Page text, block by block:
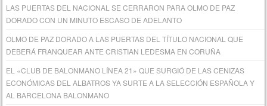
LAS PUERTAS DEL NACIONAL SE CERRARON PARA OLMO DE PAZ
DORADO CON UN MINUTO ESCASO DE ADELANTO
OLMO DE PAZ DORADO A LAS PUERTAS DEL TÍTULO NACIONAL QUE
DEBERÁ FRANQUEAR ANTE CRISTIAN LEDESMA EN CORUÑA
EL «CLUB DE BALONMANO LÍNEA 21» QUE SURGIÓ DE LAS CENIZAS
ECONÓMICAS DEL ALBATROS YA SURTE A LA SELECCIÓN ESPAÑOLA Y
AL BARCELONA BALONMANO